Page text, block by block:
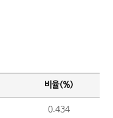
비율(%)
0.434